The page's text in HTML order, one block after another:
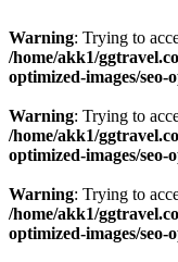
Warning: Trying to
/home/akk1/
optimized-images/seo-
Warning: Trying to
/home/akk1/
optimized-images/seo-
Warning: Trying to
/home/akk1/
optimized-images/seo-